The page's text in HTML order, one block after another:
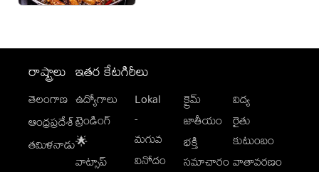
రాష్ట్రాలు
తెలంగాణ
ఆంధ్రప్రదేశ్
తమిళనాడు
ఇతర కేటగిరీలు
ఉద్యోగాలు
ట్రెండింగ్
🌟
వాట్సాప్
Lokal
-
మగువ
వినోదం
క్రైమ్
జాతీయం
భక్తి
సమాచారం
విద్య
రైతు
కుటుంబం
వాతావరణం